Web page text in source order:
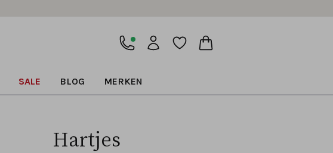
SALE BLOG MERKEN
Hartjes